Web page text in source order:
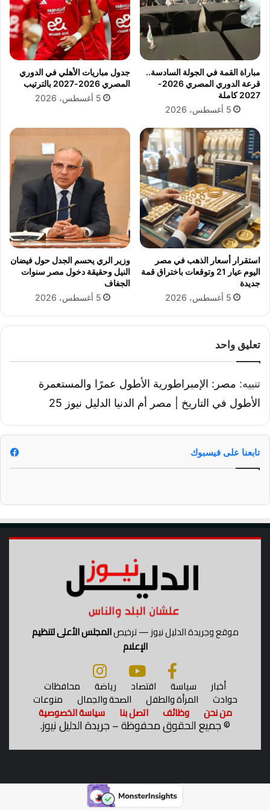
ا
م
ي
ر
ا
م
ي
ز
ر
:
ل
ن
ت
ه
ح
ل
م
ج
م
ا
ه
ي
ر
ا
ل
ق
ل
ع
ا
ل
ب
ض
ا
أ
و
ق
س
ر
مباراة القمة في الجولة السادسة..
قرعة الدوري المصري 2026-
2027 كاملة
5 أغسطس، 2026
جدول مباريات الأهلي في الدوري
المصري 2026-2027 بالترتيب
5 أغسطس، 2026
استقرار أسعار الذهب في مصر
اليوم عيار 21 وتوقعات باختراق قمة
جديدة
5 أغسطس، 2026
وزير الري يحسم الجدل حول فيضان
النيل وحقيقة دخول مصر سنوات
الجفاف
5 أغسطس، 2026
تعليق واحد
تنبيه: مصر: الإمبراطورية الأطول عمرًا والمستعمرة
الأطول في التاريخ | مصر أم الدنيا الدليل نيوز 25
تابعنا على فيسبوك
موقع وجريدة الدليل نيوز — ترخيصالمجلس الأعلى لتنظيم
الإعلام
أخبار سياسة اقتصاد رياضة محافظات
حوادث المرأة والطفل الصحة والجمال منوعات
من نحن وظائف اتصل بنا سياسة الخصوصية
©جميع الحقوق محفوظة – جريدة الدليل نيوز.